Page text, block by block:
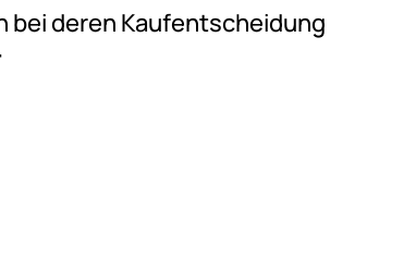
bei deren Kaufentscheidung